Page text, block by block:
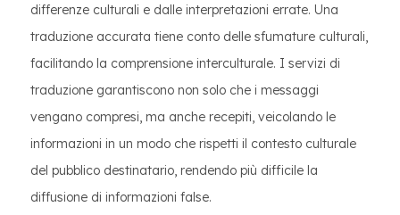
differenze culturali e dalle interpretazioni errate. Una
traduzione accurata tiene conto delle sfumature culturali,
facilitando la comprensione interculturale. I servizi di
traduzione garantiscono non solo che i messaggi
vengano compresi, ma anche recepiti, veicolando le
informazioni in un modo che rispetti il contesto culturale
del pubblico destinatario, rendendo più difficile la
diffusione di informazioni false.